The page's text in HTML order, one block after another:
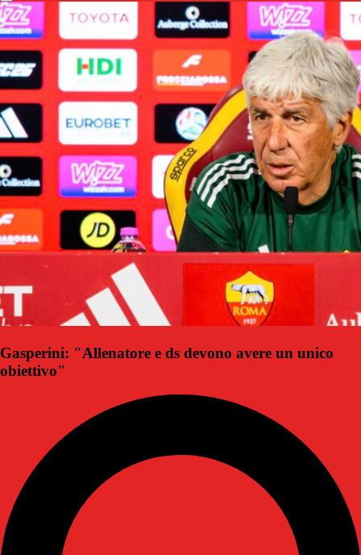
Gasperini: "Allenatore e ds devono avere un unico
obiettivo"